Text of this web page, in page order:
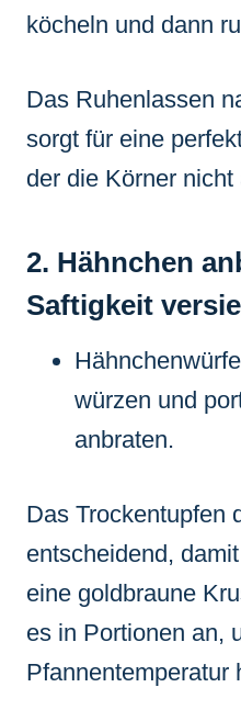
köcheln und dann
Das Ruhenlassen
sorgt für eine
der die Körner
2. Hähnchen
Saftigkeit
würzen und
anbraten.
Das Trockentupfen
entscheidend,
eine goldbraune
es in Portionen an,
Pfannentemperatur